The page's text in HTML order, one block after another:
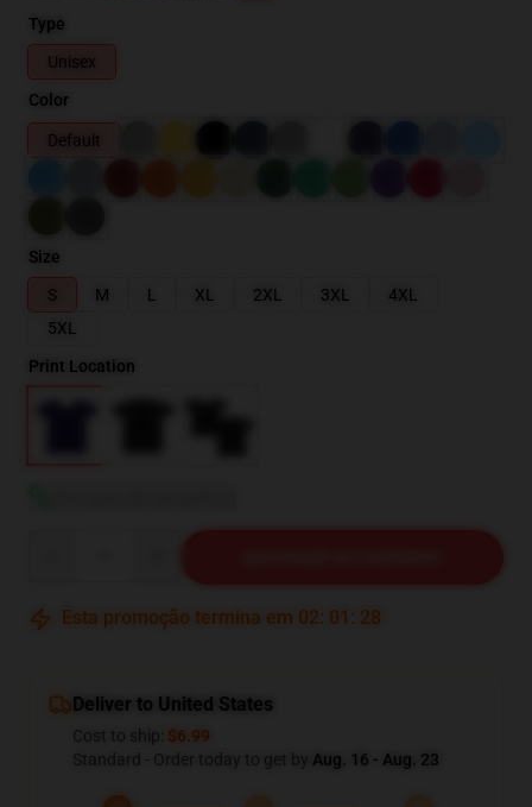
Type
Unisex
Color
Default
Size
S
M L XL 2XL 3XL
4XL
5XL
Print Location
Esta promoção termina em 02: 01 : 27
Deliver to United States
Cost to ship: $6.99
Standard - Order today to get by Aug. 16 - Aug. 23